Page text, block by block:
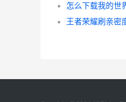
王者荣耀刷亲密